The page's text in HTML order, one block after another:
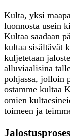
Kulta, yksi
luonnosta usein
Kultaa saadaan
kultaa sisältävät
kuljetetaan
alluviaalisina
pohjassa, jolloin
ostamme kultaa
omien
toimeen ja